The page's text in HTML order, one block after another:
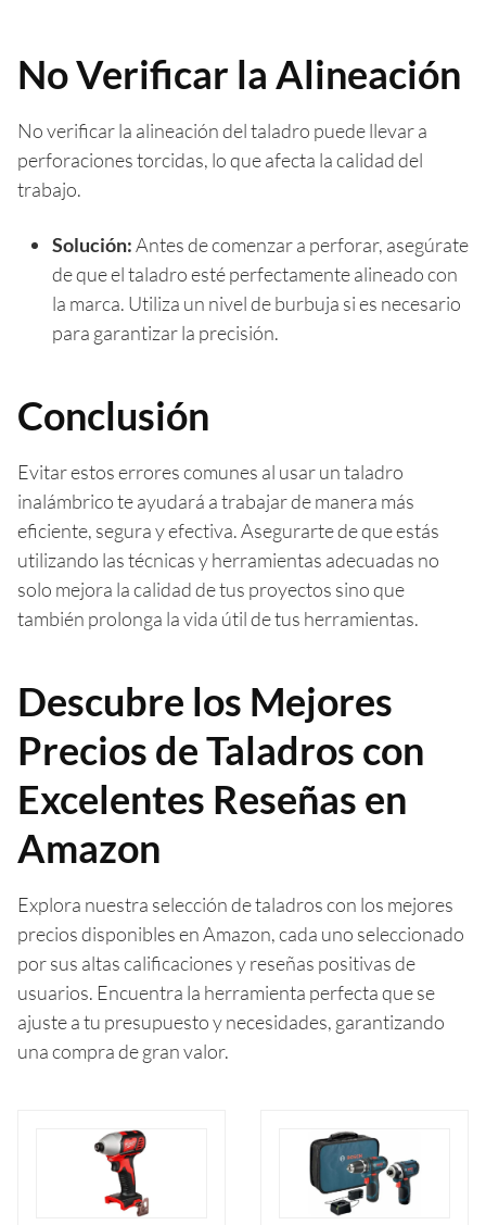
No Verificar la Alineación
No verificar la alineación del taladro puede llevar a
perforaciones torcidas, lo que afecta la calidad del
trabajo.
Solución:Antes de comenzar a perforar, asegúrate
de que el taladro esté perfectamente alineado con
la marca. Utiliza un nivel de burbuja si es necesario
para garantizar la precisión.
Conclusión
Evitar estos errores comunes al usar un taladro
inalámbrico te ayudará a trabajar de manera más
eficiente, segura y efectiva. Asegurarte de que estás
utilizando las técnicas y herramientas adecuadas no
solo mejora la calidad de tus proyectos sino que
también prolonga la vida útil de tus herramientas.
Descubre los Mejores
Precios de Taladros con
Excelentes Reseñas en
Amazon
Explora nuestra selección de taladros con los mejores
precios disponibles en Amazon, cada uno seleccionado
por sus altas calificaciones y reseñas positivas de
usuarios. Encuentra la herramienta perfecta que se
ajuste a tu presupuesto y necesidades, garantizando
una compra de gran valor.